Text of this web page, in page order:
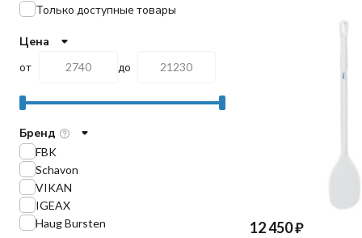
12 450₽
Только доступные товары
Цена
от
до
Бренд
FBK
Schavon
VIKAN
IGEAX
Haug Bursten